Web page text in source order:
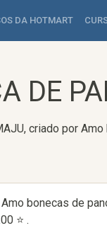
DA HOTMART
DE
criado por
bonecas de
⭐ .